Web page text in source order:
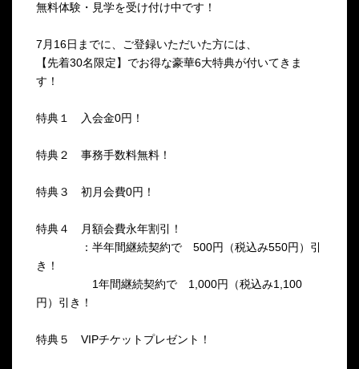
無料体験・見学を受け付け中です！
7月16日までに、ご登録いただいた方には、
【先着30名限定】でお得な豪華6大特典が付いてきま
す！
特典１ 入会金0円！
特典２ 事務手数料無料！
特典３ 初月会費0円！
特典４ 月額会費永年割引！
：半年間継続契約で 500円（税込み550円）引
き！
1年間継続契約で 1,000円（税込み1,100
円）引き！
特典５ VIPチケットプレゼント！